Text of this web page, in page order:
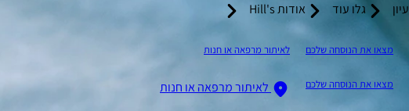
עיון גלו עוד אודות Hill's
מצאו את הנוסחה שלכם לאיתור מרפאה או חנות
מצאו את הנוסחה שלכם לאיתור מרפאה או חנות